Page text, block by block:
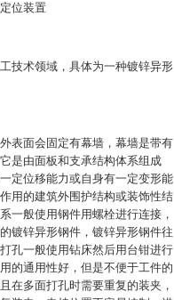
位装置
技术领域，具体为一种镀锌异形
表面会固定有幕墙，幕墙是带有
是由面板和支承结构体系组成
定位移能力或自身有一定变形能
用的建筑外围护结构或装饰性结
一般使用钢件用螺栓进行连接，
镀锌异形钢件，镀锌异形钢件往
孔一般使用钻床然后用台钳进行
的通用性好，但是不便于工件的
在多面打孔时需要重复的装夹，